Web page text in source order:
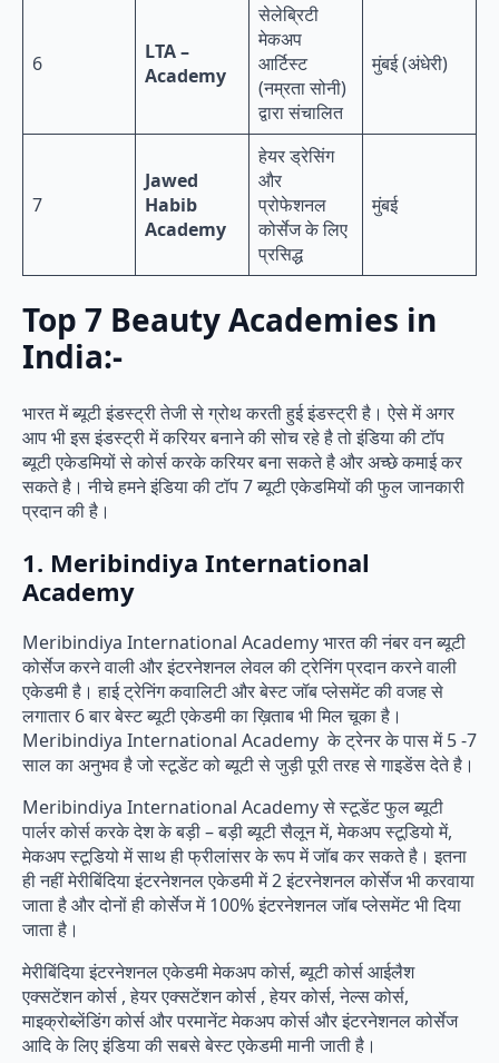
6
LTA –
Academy
सेलेब्रिटी
मेकअप
आर्टिस्ट
(नम्रता सोनी)
द्वारा संचालित
मुंबई (अंधेरी)
7
Jawed
Habib
Academy
हेयर ड्रेसिंग
और
प्रोफेशनल
कोर्सेज के लिए
प्रसिद्ध
मुंबई
Top 7 Beauty Academies in
India:-
भारत में ब्यूटी इंडस्ट्री तेजी से ग्रोथ करती हुई इंडस्ट्री है। ऐसे में अगर
आप भी इस इंडस्ट्री में करियर बनाने की सोच रहे है तो इंडिया की टॉप
ब्यूटी एकेडमियों से कोर्स करके करियर बना सकते है और अच्छे कमाई कर
सकते है। नीचे हमने इंडिया की टॉप 7 ब्यूटी एकेडमियों की फुल जानकारी
प्रदान की है।
1. Meribindiya International
Academy
Meribindiya International Academy भारत की नंबर वन ब्यूटी
कोर्सेज करने वाली और इंटरनेशनल लेवल की ट्रेनिंग प्रदान करने वाली
एकेडमी है। हाई ट्रेनिंग कवालिटी और बेस्ट जॉब प्लेसमेंट की वजह से
लगातार 6 बार बेस्ट ब्यूटी एकेडमी का ख़िताब भी मिल चूका है।
Meribindiya International Academy के ट्रेनर के पास में 5 -7
साल का अनुभव है जो स्टूडेंट को ब्यूटी से जुड़ी पूरी तरह से गाइडेंस देते है।
Meribindiya International Academy से स्टूडेंट फुल ब्यूटी
पार्लर कोर्स करके देश के बड़ी – बड़ी ब्यूटी सैलून में, मेकअप स्टूडियो में,
मेकअप स्टूडियो में साथ ही फ्रीलांसर के रूप में जॉब कर सकते है। इतना
ही नहीं मेरीबिंदिया इंटरनेशनल एकेडमी में 2 इंटरनेशनल कोर्सेज भी करवाया
जाता है और दोनों ही कोर्सेज में 100% इंटरनेशनल जॉब प्लेसमेंट भी दिया
जाता है।
मेरीबिंदिया इंटरनेशनल एकेडमी मेकअप कोर्स, ब्यूटी कोर्स आईलैश
एक्सटेंशन कोर्स , हेयर एक्सटेंशन कोर्स , हेयर कोर्स, नेल्स कोर्स,
माइक्रोब्लेंडिंग कोर्स और परमानेंट मेकअप कोर्स और इंटरनेशनल कोर्सेज
आदि के लिए इंडिया की सबसे बेस्ट एकेडमी मानी जाती है।